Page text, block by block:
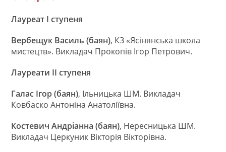
Лауреат І ступеня
Вербещук Василь (баян), КЗ «Ясінянська школа
мистецтв». Викладач Прокопів Ігор Петрович.
Лауреати ІІ ступеня
Галас Ігор (баян), Ільницька ШМ. Викладач
Ковбаско Антоніна Анатоліївна.
Костевич Андріанна (баян), Нересницька ШМ.
Викладач Церкуник Вікторія Вікторівна.